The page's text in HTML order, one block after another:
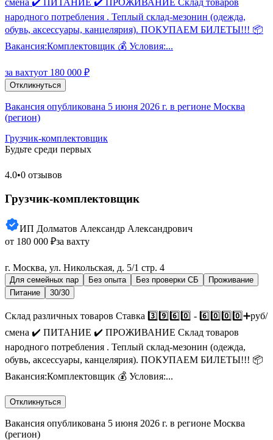
смена ✔️ ПИТАНИЕ ✔️ ПРОЖИВАНИЕ Склад товаров
народного потребления . Теплый склад-мезонин (одежда,
обувь, аксессуары, канцелярия). ПОКУПАЕМ БИЛЕТЫ!!! 📦
Вакансия:Комплектовщик 💰 Условия:...
за вахтуот 180 000 ₽
Откликнуться
Вакансия опубликована 5 июня 2026 г. в регионе Москва
(регион)
Грузчик-комплектовщик
Будьте среди первых
4.0•0 отзывов
Грузчик-комплектовщик
ИП Долматов Александр Александрович
от 180 000 ₽за вахту
г. Москва, ул. Никольская, д. 5/1 стр. 4
Для семейных пар Без опыта Без проверки СБ
Проживание
Питание
30/30
Склад различных товаров Ставка 3️⃣9️⃣6️⃣0️⃣ - 6️⃣0️⃣0️⃣0️⃣➕руб/
смена ✔️ ПИТАНИЕ ✔️ ПРОЖИВАНИЕ Склад товаров
народного потребления . Теплый склад-мезонин (одежда,
обувь, аксессуары, канцелярия). ПОКУПАЕМ БИЛЕТЫ!!! 📦
Вакансия:Комплектовщик 💰 Условия:...
Откликнуться
Вакансия опубликована 5 июня 2026 г. в регионе Москва
(регион)